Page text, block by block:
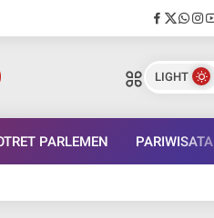
LIGHT
PARLEMEN PARIWISATA